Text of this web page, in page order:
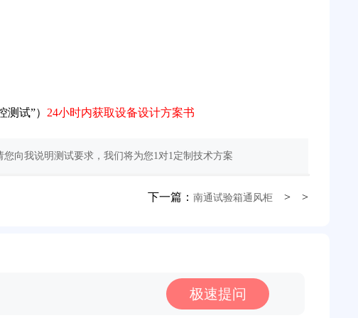
试”） 24小时内获取设备设计方案书
向我说明测试要求，我们将为您1对1定制技术方案
下一篇： 南通试验箱通风柜 > >
极速提问